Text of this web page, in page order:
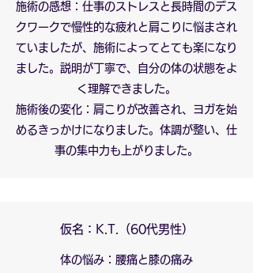
施術の感想：仕事のストレスと長時間のデス
クワークで慢性的な疲れと肩こりに悩まされ
ていましたが、施術によってとても楽になり
ました。説明が丁寧で、自分の体の状態をよ
く理解できました。
施術後の変化：肩こりが改善され、ヨガを始
めるきっかけになりました。体調が整い、仕
事の集中力も上がりました。
仮名：K.T.（60代男性）
体の悩み：腰痛と膝の痛み